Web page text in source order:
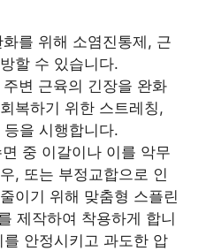
화를 위해 소염진통제, 근
할 수 있습니다.
주변 근육의 긴장을 완화
복하기 위한 스트레칭,
을 시행합니다.
면 중 이갈이나 이를 악무
, 또는 부정교합으로 인
이기 위해 맞춤형 스플린
제작하여 착용하게 합니
안정시키고 과도한 압